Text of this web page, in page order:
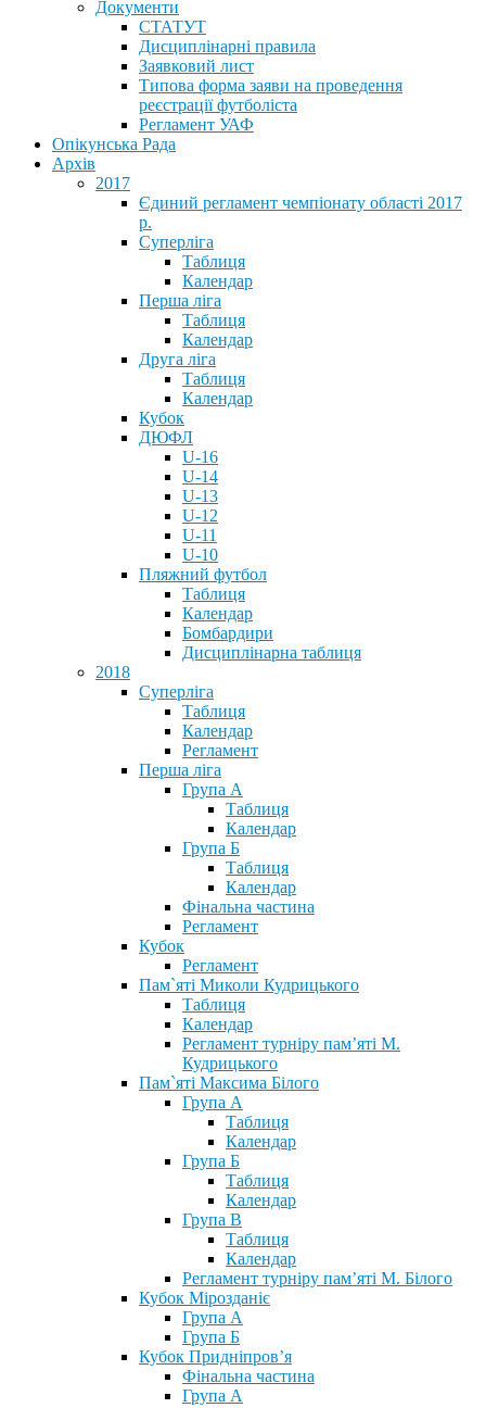
Документи
СТАТУТ
Дисциплінарні правила
Заявковий лист
Типова форма заяви на проведення
реєстрації футболіста
Регламент УАФ
Опікунська Рада
Архів
2017
Єдиний регламент чемпіонату області 2017
р.
Суперліга
Таблиця
Календар
Перша ліга
Таблиця
Календар
Друга ліга
Таблиця
Календар
Кубок
ДЮФЛ
U-16
U-14
U-13
U-12
U-11
U-10
Пляжний футбол
Таблиця
Календар
Бомбардири
Дисциплінарна таблиця
2018
Суперліга
Таблиця
Календар
Регламент
Перша ліга
Група А
Таблиця
Календар
Група Б
Таблиця
Календар
Фінальна частина
Регламент
Кубок
Регламент
Пам`яті Миколи Кудрицького
Таблиця
Календар
Регламент турніру пам’яті М.
Кудрицького
Пам`яті Максима Білого
Група А
Таблиця
Календар
Група Б
Таблиця
Календар
Група В
Таблиця
Календар
Регламент турніру пам’яті М. Білого
Кубок Мірозданіє
Група А
Група Б
Кубок Придніпров’я
Фінальна частина
Група А